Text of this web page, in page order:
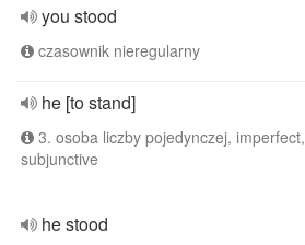
you stood
czasownik nieregularny
he [to stand]
3. osoba liczby pojedynczej, imperfect,
subjunctive
he stood